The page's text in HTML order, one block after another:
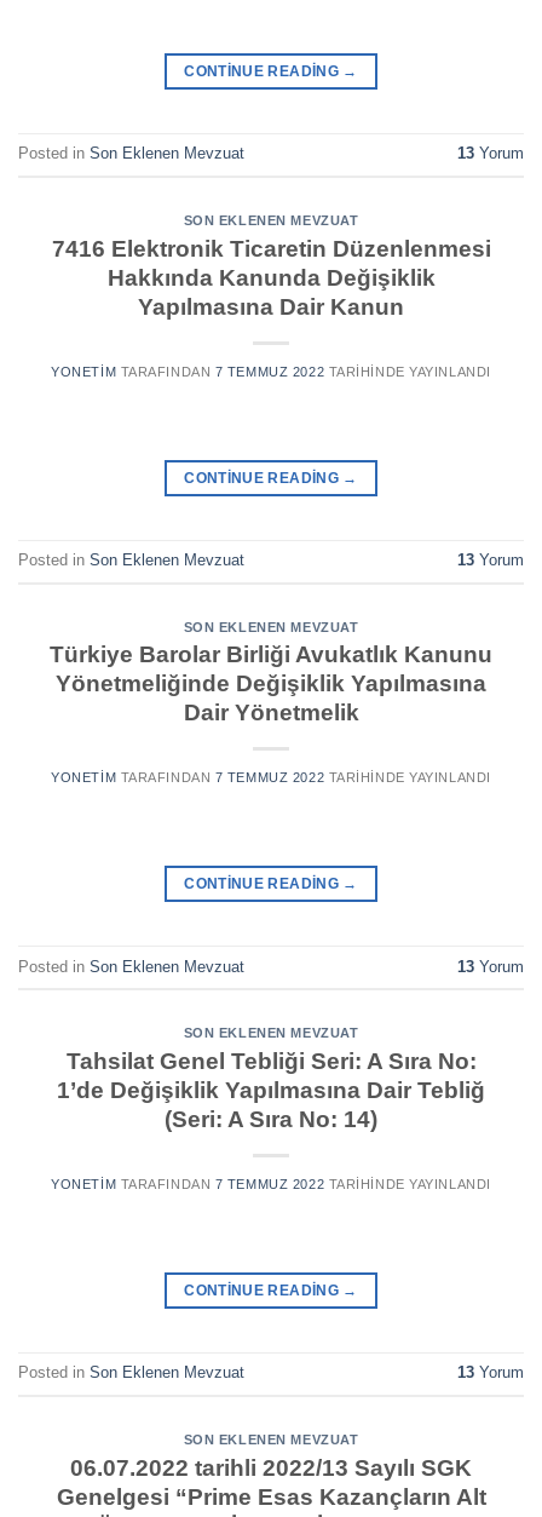
CONTINUE READING →
Posted in Son Eklenen Mevzuat 13 Yorum
SON EKLENEN MEVZUAT
7416 Elektronik Ticaretin Düzenlenmesi
Hakkında Kanunda Değişiklik
Yapılmasına Dair Kanun
YONETIM TARAFINDAN 7 TEMMUZ 2022 TARIHINDE YAYINLANDI
CONTINUE READING →
Posted in Son Eklenen Mevzuat 13 Yorum
SON EKLENEN MEVZUAT
Türkiye Barolar Birliği Avukatlık Kanunu
Yönetmeliğinde Değişiklik Yapılmasına
Dair Yönetmelik
YONETIM TARAFINDAN 7 TEMMUZ 2022 TARIHINDE YAYINLANDI
CONTINUE READING →
Posted in Son Eklenen Mevzuat 13 Yorum
SON EKLENEN MEVZUAT
Tahsilat Genel Tebliği Seri: A Sıra No:
1’de Değişiklik Yapılmasına Dair Tebliğ
(Seri: A Sıra No: 14)
YONETIM TARAFINDAN 7 TEMMUZ 2022 TARIHINDE YAYINLANDI
CONTINUE READING →
Posted in Son Eklenen Mevzuat 13 Yorum
SON EKLENEN MEVZUAT
06.07.2022 tarihli 2022/13 Sayılı SGK
Genelgesi “Prime Esas Kazançların Alt